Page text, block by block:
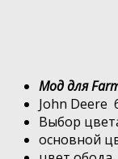
Мод для
John Deere
Выбор
основной